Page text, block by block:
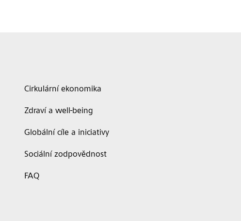
Cirkulární ekonomika
Zdraví a well-being
Globální cíle a iniciativy
Sociální zodpovědnost
FAQ